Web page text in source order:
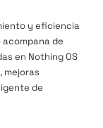
y eficiencia
de
en Nothing OS
mejoras
de